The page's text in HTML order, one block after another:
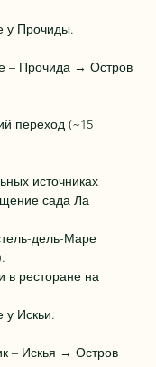
у Прочиды.
– Прочида → Остров
переход (~15
источниках
сада Ла
дель-Маре
в ресторане на
у Искьи.
– Искья → Остров